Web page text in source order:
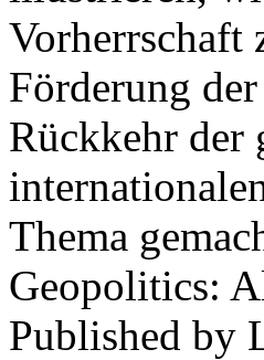
Vorherrschaft
Förderung
Rückkehr der
Thema
Geopolitics:
Published by